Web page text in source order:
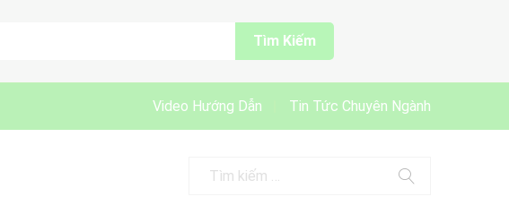
Tìm Kiếm
Video Hướng Dẫn Tin Tức Chuyên Ngành